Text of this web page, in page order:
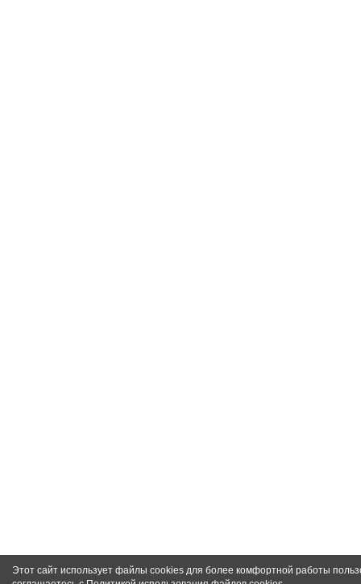
Этот сайт использует файлы cookies для более комфортной работы